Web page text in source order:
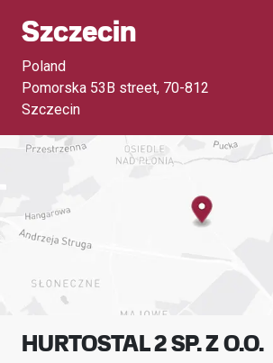
Szczecin
Poland
Pomorska 53B street, 70-812
Szczecin
HURTOSTAL 2 SP. Z O.O.